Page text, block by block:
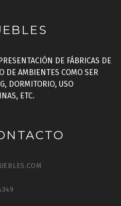
DE FÁBRICAS DE
DE AMBIENTES COMO SER
DORMITORIO, USO
ETC.